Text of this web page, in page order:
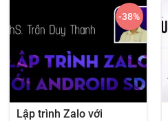
Lập trình Zalo với
-38%